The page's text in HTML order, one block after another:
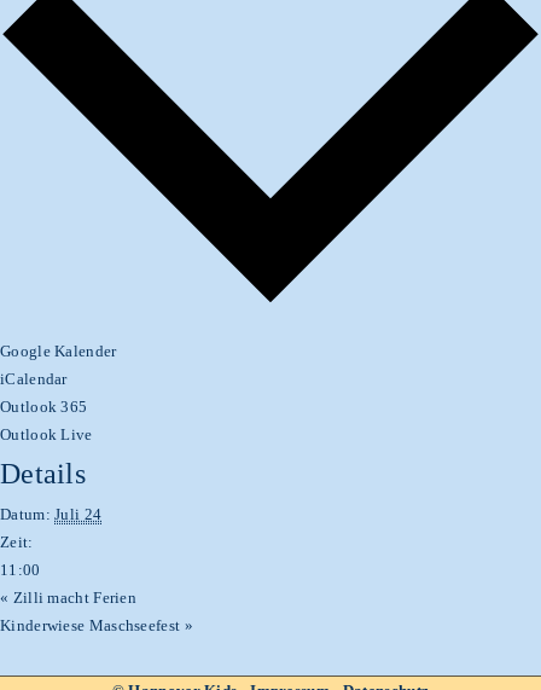
Google Kalender
iCalendar
Outlook 365
Outlook Live
Details
Datum: Juli 24
Zeit:
11:00
« Zilli macht Ferien
Kinderwiese Maschseefest »